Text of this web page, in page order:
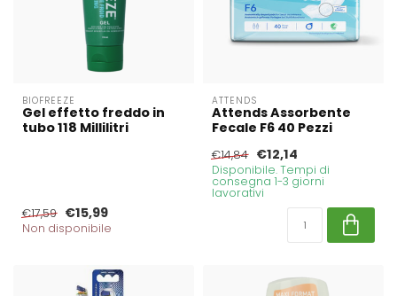
BIOFREEZE
Gel effetto freddo in
tubo 118 Millilitri
€17,59 €15,99
Non disponibile
ATTENDS
Attends Assorbente
Fecale F6 40 Pezzi
€14,84 €12,14
Disponibile. Tempi di
consegna 1-3 giorni
lavorativi